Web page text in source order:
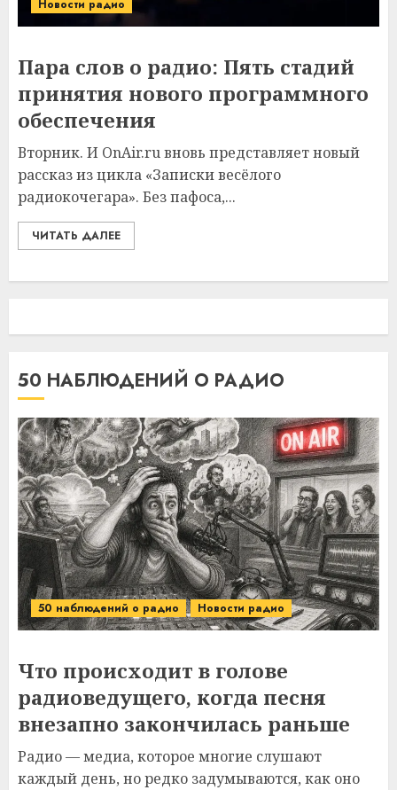
Новости радио
Пара слов о радио: Пять стадий
принятия нового программного
обеспечения
Вторник. И OnAir.ru вновь представляет новый
рассказ из цикла «Записки весёлого
радиокочегара». Без пафоса,...
ЧИТАТЬ ДАЛЕЕ
50 НАБЛЮДЕНИЙ О РАДИО
50 наблюдений о радио Новости радио
Что происходит в голове
радиоведущего, когда песня
внезапно закончилась раньше
Радио — медиа, которое многие слушают
каждый день, но редко задумываются, как оно